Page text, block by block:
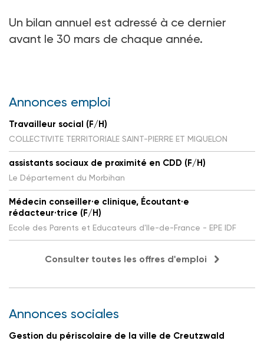
Un bilan annuel est adressé à ce dernier
avant le 30 mars de chaque année.
Annonces emploi
Travailleur social (F/H)
COLLECTIVITE TERRITORIALE SAINT-PIERRE ET MIQUELON
assistants sociaux de proximité en CDD (F/H)
Le Département du Morbihan
Médecin conseiller·e clinique, Écoutant·e
rédacteur·trice (F/H)
Ecole des Parents et Educateurs d'Ile-de-France - EPE IDF
Consulter toutes les offres d'emploi
Annonces sociales
Gestion du périscolaire de la ville de Creutzwald